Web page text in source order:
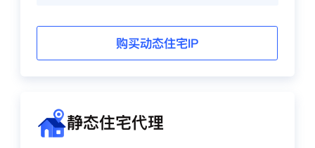
购买动态住宅IP
静态住宅代理